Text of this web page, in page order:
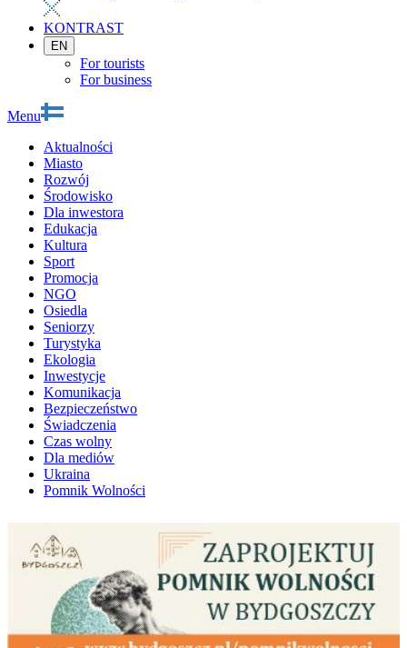
KONTRAST
EN
For tourists
For business
Menu
Aktualności
Miasto
Rozwój
Środowisko
Dla inwestora
Edukacja
Kultura
Sport
Promocja
NGO
Osiedla
Seniorzy
Turystyka
Ekologia
Inwestycje
Komunikacja
Bezpieczeństwo
Świadczenia
Czas wolny
Dla mediów
Ukraina
Pomnik Wolności